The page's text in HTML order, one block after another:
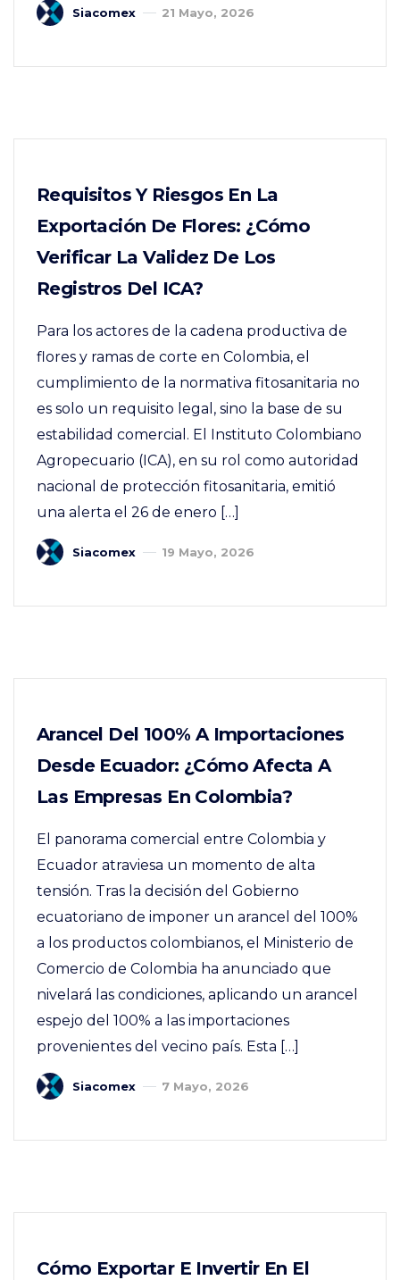
Siacomex 21 Mayo, 2026
Requisitos Y Riesgos En La
Exportación De Flores: ¿Cómo
Verificar La Validez De Los
Registros Del ICA?
Para los actores de la cadena productiva de
flores y ramas de corte en Colombia, el
cumplimiento de la normativa fitosanitaria no
es solo un requisito legal, sino la base de su
estabilidad comercial. El Instituto Colombiano
Agropecuario (ICA), en su rol como autoridad
nacional de protección fitosanitaria, emitió
una alerta el 26 de enero […]
Siacomex 19 Mayo, 2026
Arancel Del 100% A Importaciones
Desde Ecuador: ¿Cómo Afecta A
Las Empresas En Colombia?
El panorama comercial entre Colombia y
Ecuador atraviesa un momento de alta
tensión. Tras la decisión del Gobierno
ecuatoriano de imponer un arancel del 100%
a los productos colombianos, el Ministerio de
Comercio de Colombia ha anunciado que
nivelará las condiciones, aplicando un arancel
espejo del 100% a las importaciones
provenientes del vecino país. Esta […]
Siacomex 7 Mayo, 2026
Cómo Exportar E Invertir En El